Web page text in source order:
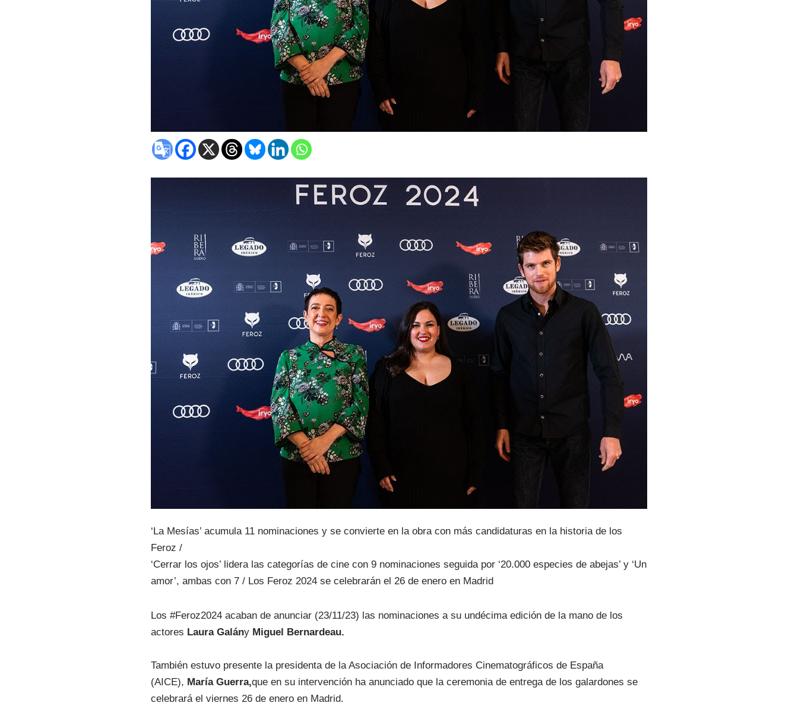
‘La Mesías’ acumula 11 nominaciones y se convierte en la obra con más candidaturas en la historia de los
Feroz /
‘Cerrar los ojos’ lidera las categorías de cine con 9 nominaciones seguida por ‘20.000 especies de abejas’ y ‘Un
amor’, ambas con 7 / Los Feroz 2024 se celebrarán el 26 de enero en Madrid
Los #Feroz2024 acaban de anunciar (23/11/23) las nominaciones a su undécima edición de la mano de los
actores Laura Galány Miguel Bernardeau.
También estuvo presente la presidenta de la Asociación de Informadores Cinematográficos de España
(AICE), María Guerra,que en su intervención ha anunciado que la ceremonia de entrega de los galardones se
celebrará el viernes 26 de enero en Madrid.